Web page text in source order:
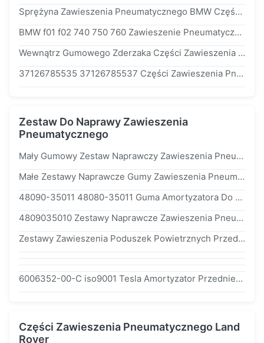
Sprężyna Zawieszenia Pneumatycznego BMW Części Zawieszenia Pneumatycznego BMW / Komponent Poduszki Powietrznej TOP HEAD BMW 7 - Seria f02 37126791676
BMW f01 f02 740 750 760 Zawieszenie Pneumatyczne Amortyzator Tylny Gumowy Wewnątrz OE # 37126791675 37126791676
Wewnątrz Gumowego Zderzaka Części Zawieszenia Pneumatycznego BMW 37126785535 Dla e65 e66 2001-2007
37126785535 37126785537 Części Zawieszenia Pneumatycznego BMW Kabel Amortyzatora Tylnego Do e65 e66 730d 740d 735i 745i 2001-2007
Zestaw Do Naprawy Zawieszenia
Pneumatycznego
Mały Gumowy Zestaw Naprawczy Zawieszenia Pneumatycznego Do Przednich Amortyzatorów Jaguara f038609003 C2C41339 C2C41349
Małe Zestawy Naprawcze Gumy Zawieszenia Pneumatycznego Do Przednich Amortyzatorów Jaguar f038609003 C2C41339 C2C41349
48090-35011 48080-35011 Guma Amortyzatora Do Tylnej Sprężyny Powietrznej Toyota Prado
4809035010 Zestawy Naprawcze Zawieszenia Pneumatycznego Do Tylnego Zawieszenia Pneumatycznego Prado 4809035011
Zestawy Zawieszenia Poduszek Powietrznych Przednie Kable, Samochodowe Elementy Zawieszenia Do Audi a8 4E0616039AF 4E0616040AF
6006352-00-C iso9001 Tesla Amortyzator Przedniego Zawieszenia Pneumatycznego
Części Zawieszenia Pneumatycznego Land
Rover